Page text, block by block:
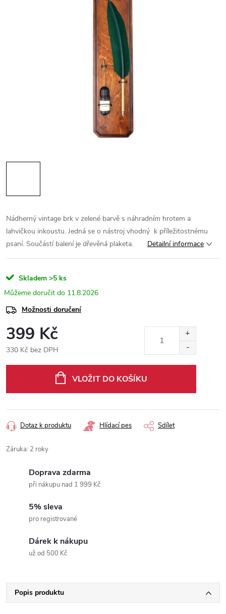
Nádherný vintage brk v zelené barvě s náhradním hrotem a
lahvičkou inkoustu. Jedná se o nástroj vhodný k příležitostnému
psaní. Součástí balení je dřevěná plaketa.
Detailní informace
Skladem >5 ks
11.8.2026
Možnosti doručení
399 Kč
330 Kč bez DPH
VLOŽIT DO KOŠÍKU
Dotaz k produktu Hlídací pes Sdílet
Záruka: 2 roky
Doprava zdarma
při nákupu nad 1 999 Kč
5% sleva
pro registrované
Dárek k nákupu
už od 500 Kč
Popis produktu